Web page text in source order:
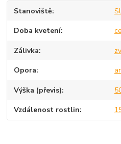
Stanoviště
Doba kvetení
Zálivka
Opora
Výška (převis)
Vzdálenost rostlin